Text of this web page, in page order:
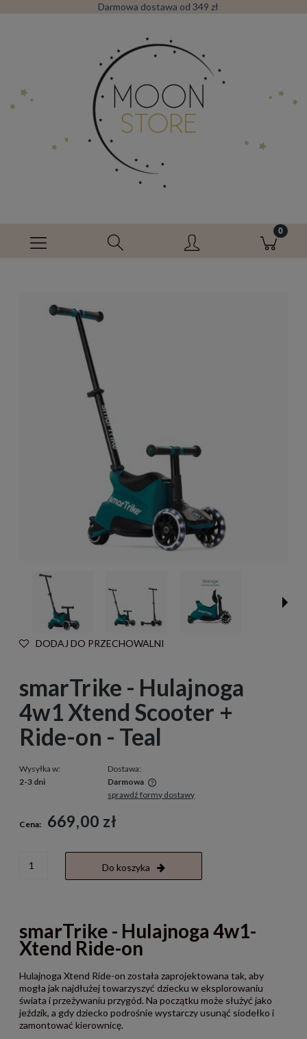
Darmowa dostawa od 349 zł
DODAJ DO PRZECHOWALNI
smarTrike - Hulajnoga
4w1 Xtend Scooter +
Ride-on - Teal
Wysyłka w:
2-3 dni
Dostawa:
Darmowa
Cena nie zawiera ewentualnych kosztów płatności
sprawdź formy dostawy
Cena: 669,00 zł
Do koszyka
smarTrike - Hulajnoga 4w1-
Xtend Ride-on
Hulajnoga Xtend Ride-on została zaprojektowana tak, aby
mogła jak najdłużej towarzyszyć dziecku w eksplorowaniu
świata i przeżywaniu przygód. Na początku może służyć jako
jeździk, a gdy dziecko podrośnie wystarczy usunąć siodełko i
zamontować kierownicę.